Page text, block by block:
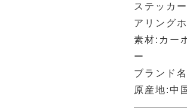
ステッカ
アリング
素材:カー
ー
ブランド
原産地:中